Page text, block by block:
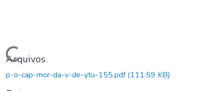
Carregando...
Arquivos
p-o-cap-mor-da-v-de-ytu-155.pdf(111,59 KB)